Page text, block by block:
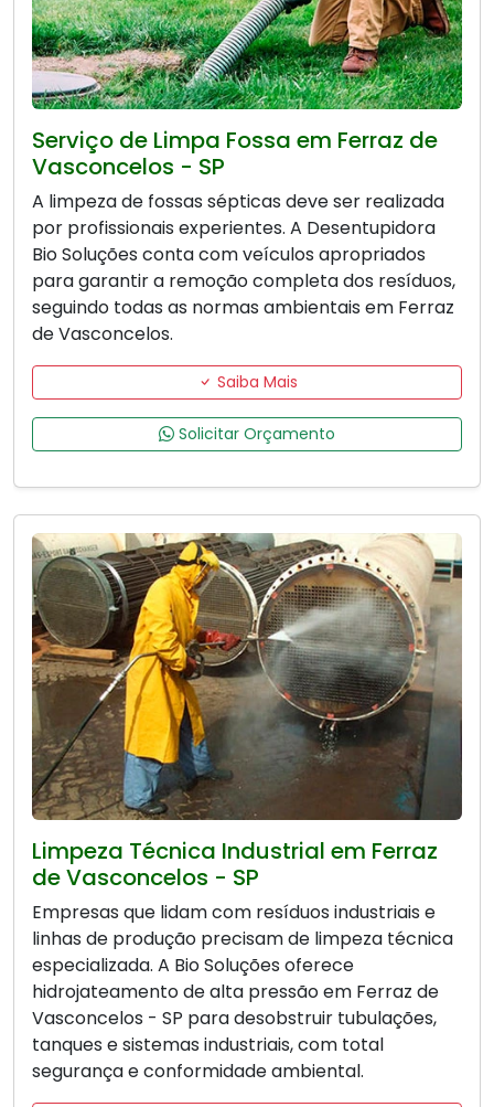
Serviço de Limpa Fossa em Ferraz de
Vasconcelos - SP
A limpeza de fossas sépticas deve ser realizada
por profissionais experientes. A Desentupidora
Bio Soluções conta com veículos apropriados
para garantir a remoção completa dos resíduos,
seguindo todas as normas ambientais em Ferraz
de Vasconcelos.
Saiba Mais
Solicitar Orçamento
Limpeza Técnica Industrial em Ferraz
de Vasconcelos - SP
Empresas que lidam com resíduos industriais e
linhas de produção precisam de limpeza técnica
especializada. A Bio Soluções oferece
hidrojateamento de alta pressão em Ferraz de
Vasconcelos - SP para desobstruir tubulações,
tanques e sistemas industriais, com total
segurança e conformidade ambiental.